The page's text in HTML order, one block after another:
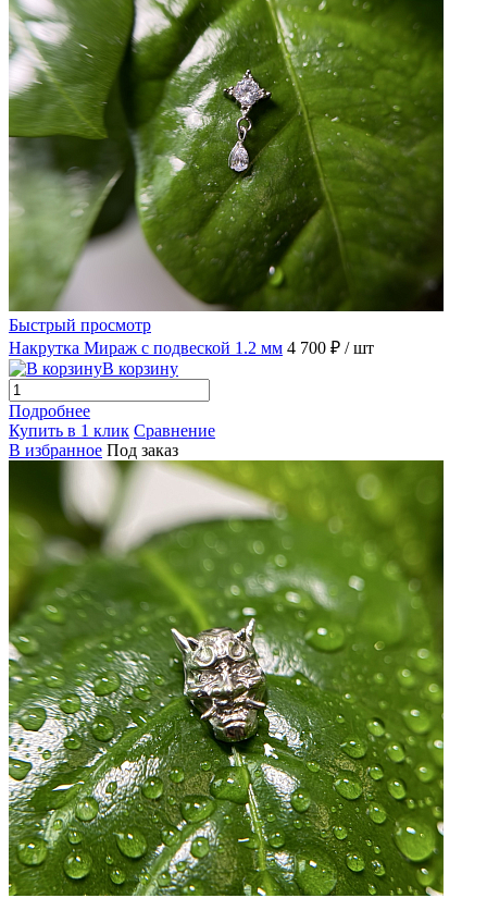
Быстрый просмотр
Накрутка Мираж с подвеской 1.2 мм 4 700 ₽ / шт
В корзину
Подробнее
Купить в 1 клик Сравнение
В избранное Под заказ